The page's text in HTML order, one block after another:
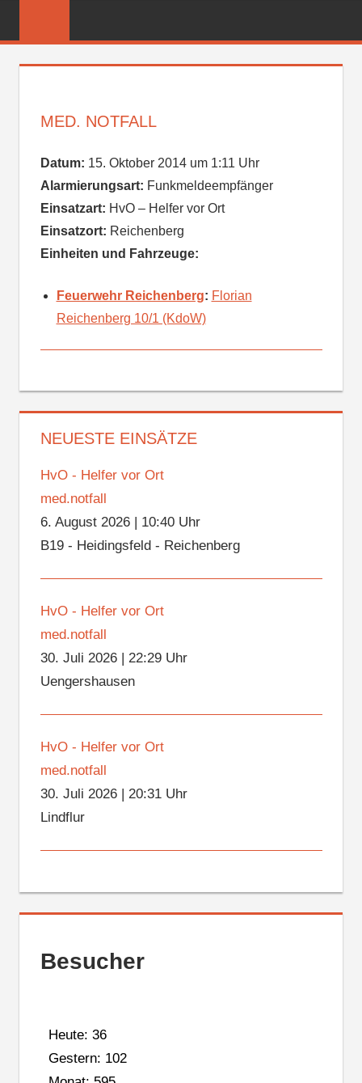
FEUERWEHR
MED. NOTFALL
Datum: 15. Oktober 2014 um 1:11 Uhr
Alarmierungsart: Funkmeldeempfänger
Einsatzart: HvO – Helfer vor Ort
Einsatzort: Reichenberg
Einheiten und Fahrzeuge:
Feuerwehr Reichenberg: Florian
Reichenberg 10/1 (KdoW)
NEUESTE EINSÄTZE
HvO - Helfer vor Ort
med.notfall
6. August 2026| 10:40 Uhr
B19 - Heidingsfeld - Reichenberg
HvO - Helfer vor Ort
med.notfall
30. Juli 2026| 22:29 Uhr
Uengershausen
HvO - Helfer vor Ort
med.notfall
30. Juli 2026| 20:31 Uhr
Lindflur
Besucher
Heute: 36
Gestern: 102